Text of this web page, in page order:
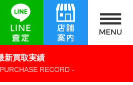
新買取実績
RECORD -